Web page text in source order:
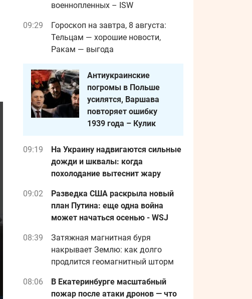
военнопленных – ISW
09:29
Гороскоп на завтра, 8 августа:
Тельцам — хорошие новости,
Ракам — выгода
Антиукраинские
погромы в Польше
усилятся, Варшава
повторяет ошибку
1939 года – Кулик
09:19
На Украину надвигаются сильные
дожди и шквалы: когда
похолодание вытеснит жару
09:02
Разведка США раскрыла новый
план Путина: еще одна война
может начаться осенью - WSJ
08:39
Затяжная магнитная буря
накрывает Землю: как долго
продлится геомагнитный шторм
08:06
В Екатеринбурге масштабный
пожар после атаки дронов — что